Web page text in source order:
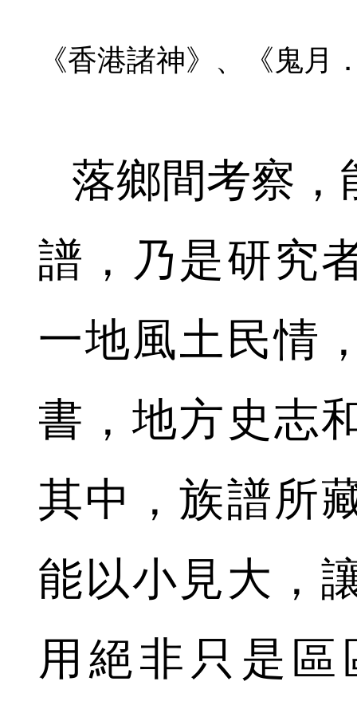
《香港諸神》、《鬼月
落鄉間考察，
譜，乃是研究
一地風土民情
書，地方史志
其中，族譜所
能以小見大，
用絕非只是